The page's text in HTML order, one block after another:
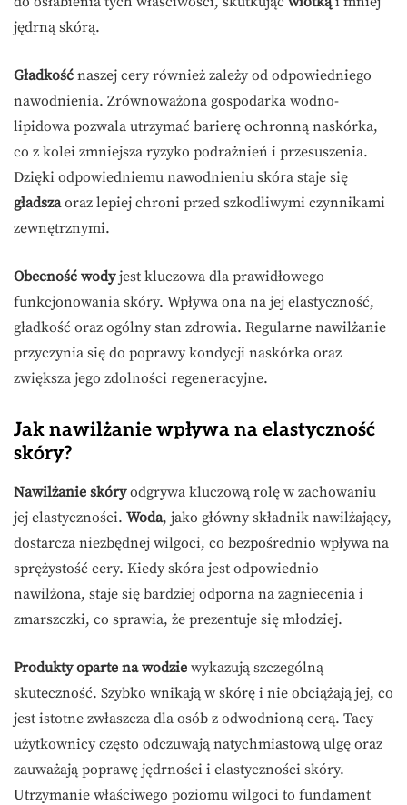
jędrną skórą.
Gładkość naszej cery również zależy od odpowiedniego
nawodnienia. Zrównoważona gospodarka wodno-
lipidowa pozwala utrzymać barierę ochronną naskórka,
co z kolei zmniejsza ryzyko podrażnień i przesuszenia.
Dzięki odpowiedniemu nawodnieniu skóra staje się
gładszaoraz lepiej chroni przed szkodliwymi czynnikami
zewnętrznymi.
Obecność wodyjest kluczowa dla prawidłowego
funkcjonowania skóry. Wpływa ona na jej elastyczność,
gładkość oraz ogólny stan zdrowia. Regularne nawilżanie
przyczynia się do poprawy kondycji naskórka oraz
zwiększa jego zdolności regeneracyjne.
Jak nawilżanie wpływa na elastyczność
skóry?
Nawilżanie skóryodgrywa kluczową rolę w zachowaniu
jej elastyczności. Woda, jako główny składnik nawilżający,
dostarcza niezbędnej wilgoci, co bezpośrednio wpływa na
sprężystość cery. Kiedy skóra jest odpowiednio
nawilżona, staje się bardziej odporna na zagniecenia i
zmarszczki, co sprawia, że prezentuje się młodziej.
Produkty oparte na wodzie wykazują szczególną
skuteczność. Szybko wnikają w skórę i nie obciążają jej, co
jest istotne zwłaszcza dla osób z odwodnioną cerą. Tacy
użytkownicy często odczuwają natychmiastową ulgę oraz
zauważają poprawę jędrności i elastyczności skóry.
Utrzymanie właściwego poziomu wilgoci to fundament